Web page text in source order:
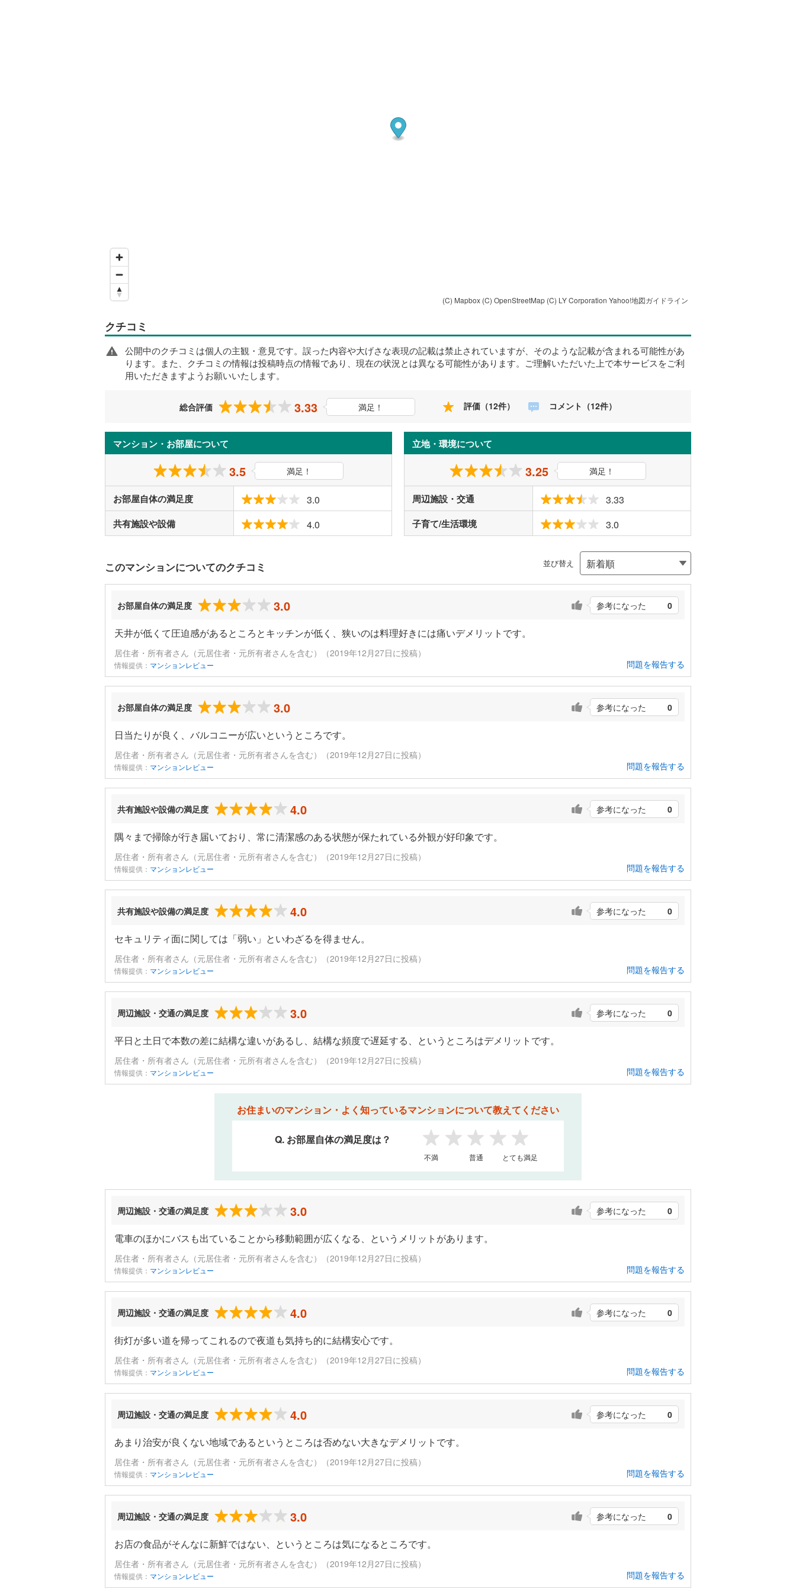
(C) Mapbox (C) OpenStreetMap (C) LY Corporation Yahoo!地図ガイドライン
クチコミ
公開中のクチコミは個人の主観・意見です。誤った内容や大げさな表現の記載は禁止されていますが、そのような記載が含まれる可能性があ
ります。また、クチコミの情報は投稿時点の情報であり、現在の状況とは異なる可能性があります。ご理解いただいた上で本サービスをご利
用いただきますようお願いいたします。
総合評価 3.33 満足！ 評価（12件） コメント（12件）
マンション・お部屋について
3.5 満足！
お部屋自体の満足度 3.0
共有施設や設備 4.0
立地・環境について
3.25 満足！
周辺施設・交通 3.33
子育て/生活環境 3.0
このマンションについてのクチコミ 並び替え
お部屋自体の満足度 3.0 参考になった 0
天井が低くて圧迫感があるところとキッチンが低く、狭いのは料理好きには痛いデメリットです。
居住者・所有者さん（元居住者・元所有者さんを含む）（2019年12月27日に投稿）
情報提供： マンションレビュー 問題を報告する
お部屋自体の満足度 3.0 参考になった 0
日当たりが良く、バルコニーが広いというところです。
居住者・所有者さん（元居住者・元所有者さんを含む）（2019年12月27日に投稿）
情報提供： マンションレビュー 問題を報告する
共有施設や設備の満足度 4.0 参考になった 0
隅々まで掃除が行き届いており、常に清潔感のある状態が保たれている外観が好印象です。
居住者・所有者さん（元居住者・元所有者さんを含む）（2019年12月27日に投稿）
情報提供： マンションレビュー 問題を報告する
共有施設や設備の満足度 4.0 参考になった 0
セキュリティ面に関しては「弱い」といわざるを得ません。
居住者・所有者さん（元居住者・元所有者さんを含む）（2019年12月27日に投稿）
情報提供： マンションレビュー 問題を報告する
周辺施設・交通の満足度 3.0 参考になった 0
平日と土日で本数の差に結構な違いがあるし、結構な頻度で遅延する、というところはデメリットです。
居住者・所有者さん（元居住者・元所有者さんを含む）（2019年12月27日に投稿）
情報提供： マンションレビュー 問題を報告する
お住まいのマンション・よく知っているマンションについて教えてください
Q. お部屋自体の満足度は？
1 2 3 4 5
不満 普通 とても満足
周辺施設・交通の満足度 3.0 参考になった 0
電車のほかにバスも出ていることから移動範囲が広くなる、というメリットがあります。
居住者・所有者さん（元居住者・元所有者さんを含む）（2019年12月27日に投稿）
情報提供： マンションレビュー 問題を報告する
周辺施設・交通の満足度 4.0 参考になった 0
街灯が多い道を帰ってこれるので夜道も気持ち的に結構安心です。
居住者・所有者さん（元居住者・元所有者さんを含む）（2019年12月27日に投稿）
情報提供： マンションレビュー 問題を報告する
周辺施設・交通の満足度 4.0 参考になった 0
あまり治安が良くない地域であるというところは否めない大きなデメリットです。
居住者・所有者さん（元居住者・元所有者さんを含む）（2019年12月27日に投稿）
情報提供： マンションレビュー 問題を報告する
周辺施設・交通の満足度 3.0 参考になった 0
お店の食品がそんなに新鮮ではない、というところは気になるところです。
居住者・所有者さん（元居住者・元所有者さんを含む）（2019年12月27日に投稿）
情報提供： マンションレビュー 問題を報告する